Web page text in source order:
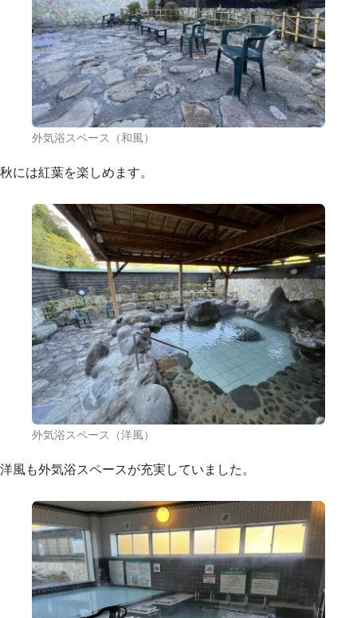
外気浴スペース（和風）
秋には紅葉を楽しめます。
外気浴スペース（洋風）
洋風も外気浴スペースが充実していました。